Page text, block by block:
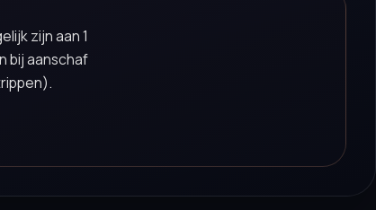
zijn aan 1
bij aanschaf